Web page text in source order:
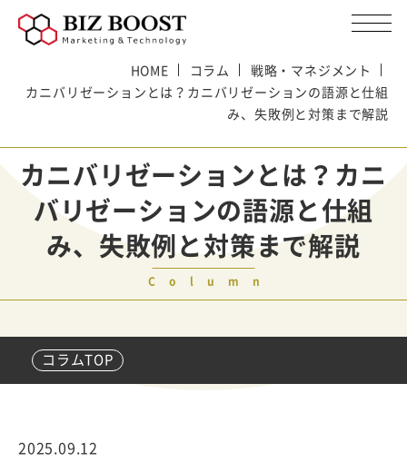
HOME コラム
戦略・マネジメント
カニバリゼーションとは？カニバリゼーションの語源と仕組
み、失敗例と対策まで解説
カニバリゼーションとは？カニ
バリゼーションの語源と仕組
み、失敗例と対策まで解説
Column
コラムTOP
2025.09.12